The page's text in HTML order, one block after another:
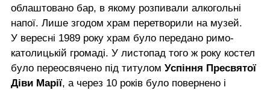
облаштовано бар, в якому розпивали алкогольні
напої. Лише згодом храм перетворили на музей.
У вересні 1989 року храм було передано римо-
католицькій громаді. У листопад того ж року костел
було переосвячено під титулом Успіння Пресвятої
Діви Марії, а через 10 років було повернено і